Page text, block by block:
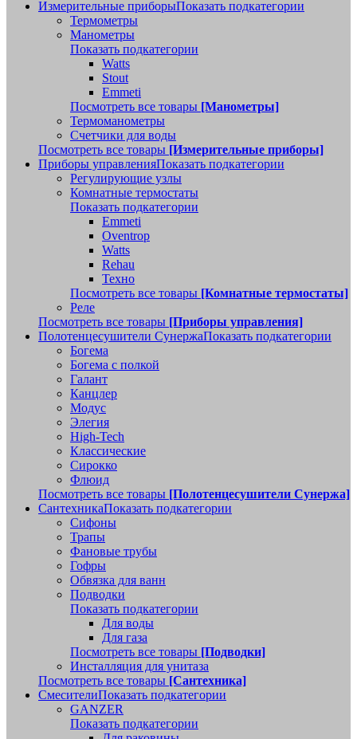
Измерительные приборыПоказать подкатегории
Термометры
Манометры
Показать подкатегории
Watts
Stout
Emmeti
Посмотреть все товары [Манометры]
Термоманометры
Счетчики для воды
Посмотреть все товары [Измерительные приборы]
Приборы управленияПоказать подкатегории
Регулирующие узлы
Комнатные термостаты
Показать подкатегории
Emmeti
Oventrop
Watts
Rehau
Техно
Посмотреть все товары [Комнатные термостаты]
Реле
Посмотреть все товары [Приборы управления]
Полотенцесушители СунержаПоказать подкатегории
Богема
Богема с полкой
Галант
Канцлер
Модус
Элегия
High-Tech
Классические
Сирокко
Флюид
Посмотреть все товары [Полотенцесушители Сунержа]
СантехникаПоказать подкатегории
Сифоны
Трапы
Фановые трубы
Гофры
Обвязка для ванн
Подводки
Показать подкатегории
Для воды
Для газа
Посмотреть все товары [Подводки]
Инсталляция для унитаза
Посмотреть все товары [Сантехника]
СмесителиПоказать подкатегории
GANZER
Показать подкатегории